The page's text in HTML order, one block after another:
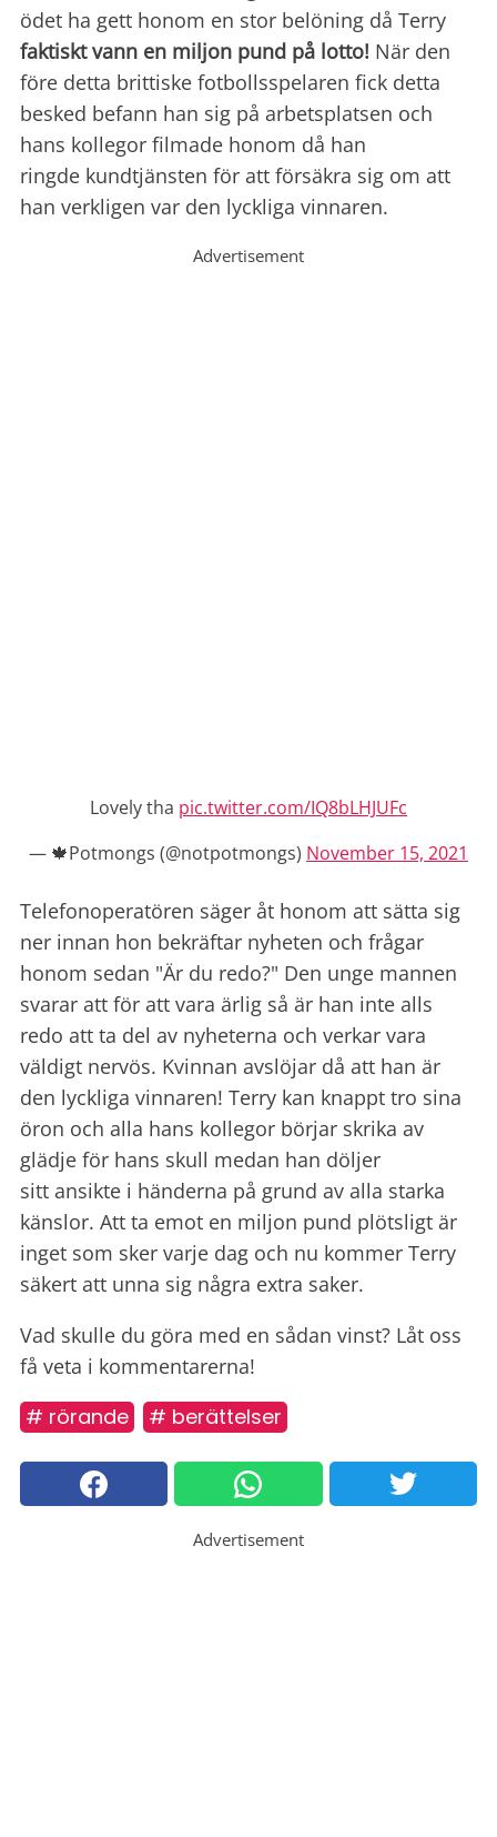
ödet ha gett honom en stor belöning då Terry
faktiskt vann en miljon pund på lotto! När den
före detta brittiske fotbollsspelaren fick detta
besked befann han sig på arbetsplatsen och
hans kollegor filmade honom då han
ringde kundtjänsten för att försäkra sig om att
han verkligen var den lyckliga vinnaren.
Advertisement
Lovely tha pic.twitter.com/IQ8bLHJUFc
— 🍁Potmongs (@notpotmongs) November 15, 2021
Telefonoperatören säger åt honom att sätta sig
ner innan hon bekräftar nyheten och frågar
honom sedan "Är du redo?" Den unge mannen
svarar att för att vara ärlig så är han inte alls
redo att ta del av nyheterna och verkar vara
väldigt nervös. Kvinnan avslöjar då att han är
den lyckliga vinnaren! Terry kan knappt tro sina
öron och alla hans kollegor börjar skrika av
glädje för hans skull medan han döljer
sitt ansikte i händerna på grund av alla starka
känslor. Att ta emot en miljon pund plötsligt är
inget som sker varje dag och nu kommer Terry
säkert att unna sig några extra saker.
Vad skulle du göra med en sådan vinst? Låt oss
få veta i kommentarerna!
# rörande # berättelser
Advertisement